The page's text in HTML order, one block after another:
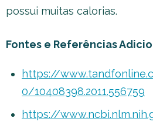
possui muitas calorias.
Fontes e Referências
https://
0/10408398.2011.556759
https://